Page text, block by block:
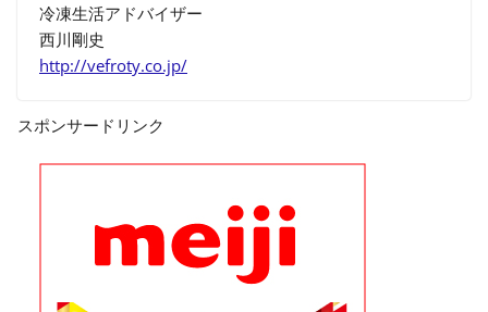
冷凍生活アドバイザー
西川剛史
http://vefroty.co.jp/
スポンサードリンク